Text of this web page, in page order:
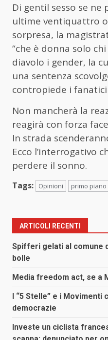
Di gentil sesso se
ultime ventiquattro
sorpresa, la
“che è donna solo
diavolo i gender, la
una sentenza
contropiede i fanatici
Non mancherà la
reagirà con forza
In strada
Ecco l’interrogativo
perdere il sonno.
Tags: Opinioni primo piano
ARTICOLI RECENTI
Spifferi gelati al comune
bolle
Media freedom act, se a
I “5 Stelle” e i Movimenti
democrazie
Investe un ciclista